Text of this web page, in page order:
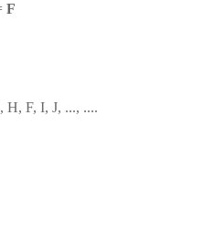
F
H, F, I, J, ..., ....